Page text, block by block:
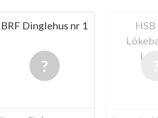
BRF Dinglehus nr 1
HSB